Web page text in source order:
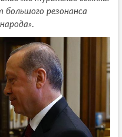
большого резонанса
.